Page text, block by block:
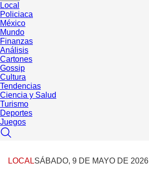
Local
Policiaca
México
Mundo
Finanzas
Análisis
Cartones
Gossip
Cultura
Tendencias
Ciencia y Salud
Turismo
Deportes
Juegos
LOCALSÁBADO, 9 DE MAYO DE 2026